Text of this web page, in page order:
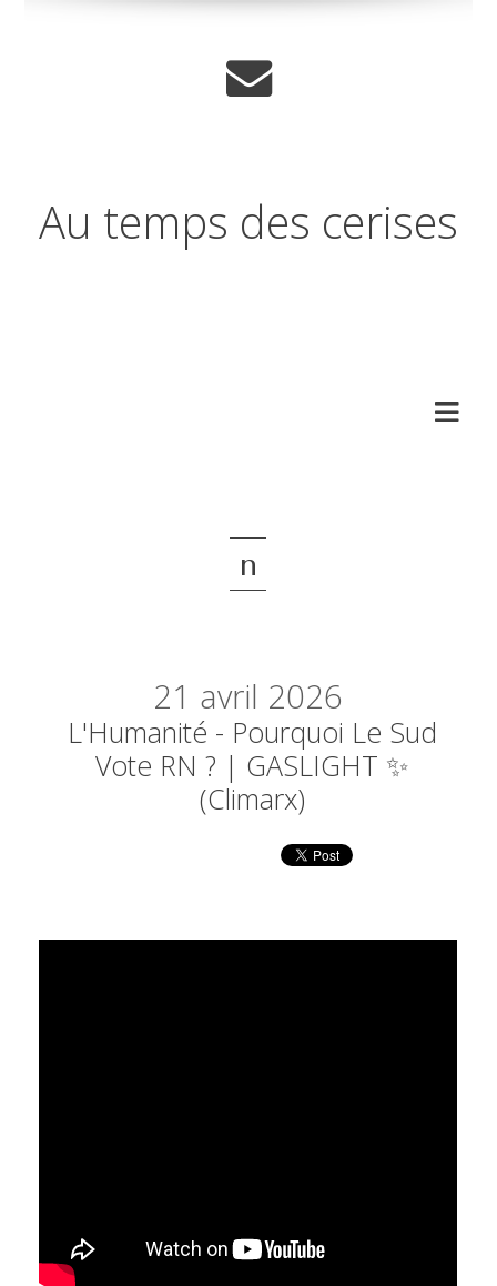
Au temps des cerises
n
21 avril 2026
L'Humanité - Pourquoi Le Sud
Vote RN ? | GASLIGHT ✨
(Climarx)